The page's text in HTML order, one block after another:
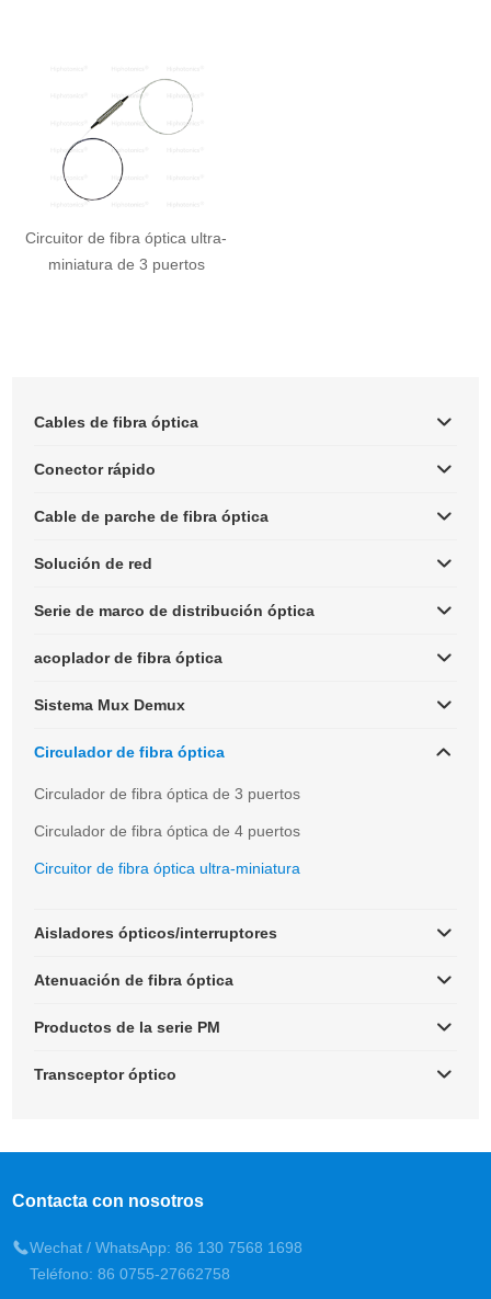
Circuitor de fibra óptica ultra-
miniatura de 3 puertos
Cables de fibra óptica
Conector rápido
Cable de parche de fibra óptica
Solución de red
Serie de marco de distribución óptica
acoplador de fibra óptica
Sistema Mux Demux
Circulador de fibra óptica
Circulador de fibra óptica de 3 puertos
Circulador de fibra óptica de 4 puertos
Circuitor de fibra óptica ultra-miniatura
Aisladores ópticos/interruptores
Atenuación de fibra óptica
Productos de la serie PM
Transceptor óptico
Contacta con nosotros
Wechat / WhatsApp: 86 130 7568 1698
Teléfono: 86 0755-27662758